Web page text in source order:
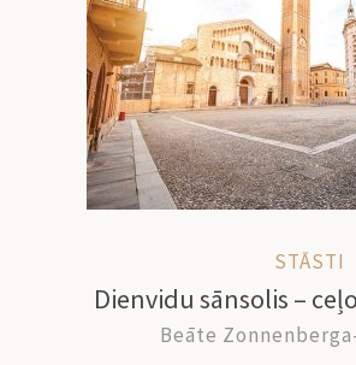
STĀSTI
Dienvidu sānsolis –
Beāte